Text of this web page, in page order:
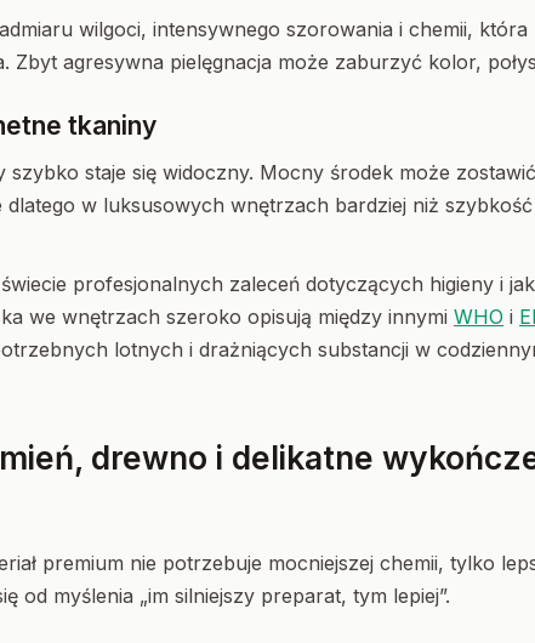
wilgoci, intensywnego szorowania i chemii,
Zbyt agresywna pielęgnacja może zaburzyć kolor,
tkaniny
szybko staje się widoczny. Mocny środek może
dlatego w luksusowych wnętrzach bardziej niż
profesjonalnych zaleceń dotyczących higieny i
we wnętrzach szeroko opisują między innymi WHO i
lotnych i drażniących substancji w
drewno i delikatne
premium nie potrzebuje mocniejszej chemii, tylko
od myślenia „im silniejszy preparat, tym lepiej”.